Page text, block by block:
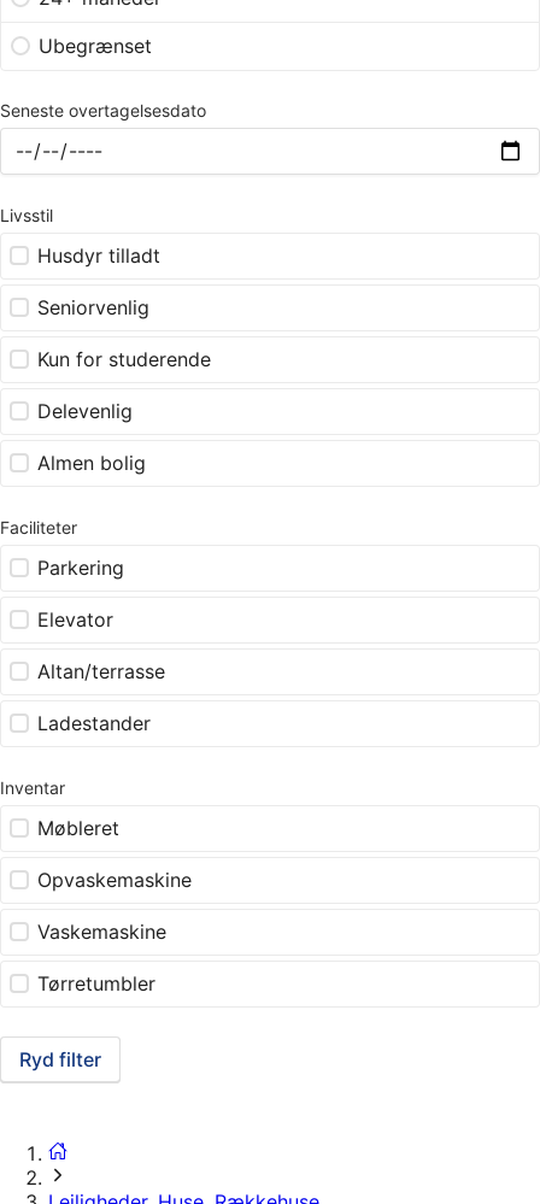
Ubegrænset
Seneste overtagelsesdato
Livsstil
Husdyr tilladt
Seniorvenlig
Kun for studerende
Delevenlig
Almen bolig
Faciliteter
Parkering
Elevator
Altan/terrasse
Ladestander
Inventar
Møbleret
Opvaskemaskine
Vaskemaskine
Tørretumbler
Ryd filter